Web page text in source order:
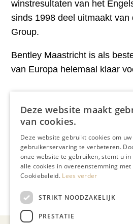
winstresultaten van het
sinds 1998 deel uitmaakt van
Group.
Bentley Maastricht is als
van Europa helemaal klaar
Deel dit artikel:
Automotive,Urbains Auto's
Deze website maakt
van cookies.
Deze website gebruikt cookies om uw
gebruikerservaring te verbeteren.
onze website te gebruiken, stemt u in
alle cookies in overeenstemming met
Cookiebeleid. Lees verder
STRIKT NOODZAKELIJK
PRESTATIE